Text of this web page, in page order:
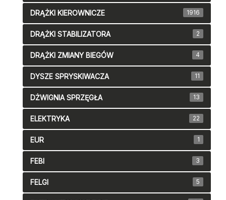
DRĄŻKI KIEROWNICZE 1916
DRĄŻKI STABILIZATORA 2
DRĄŻKI ZMIANY BIEGÓW 4
DYSZE SPRYSKIWACZA 11
DŻWIGNIA SPRZĘGŁA 13
ELEKTRYKA 22
EUR 1
FEBI 3
FELGI 5